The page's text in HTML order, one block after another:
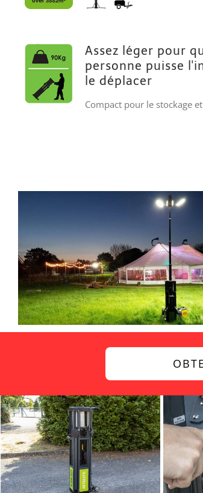
Assez léger pour
personne puisse
le déplacer
Compact pour le stockage